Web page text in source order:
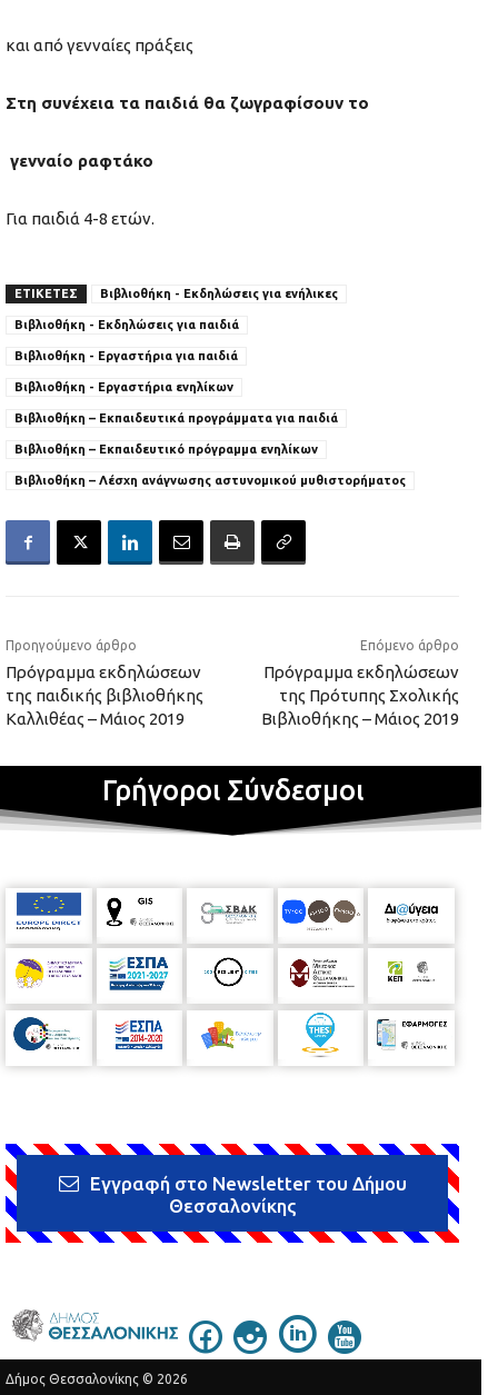
και από γενναίες πράξεις
Στη συνέχεια τα παιδιά θα ζωγραφίσουν το
γενναίο ραφτάκο
Για παιδιά 4-8 ετών.
ΕΤΙΚΕΤΕΣ Βιβλιοθήκη - Εκδηλώσεις για ενήλικες
Βιβλιοθήκη - Εκδηλώσεις για παιδιά
Βιβλιοθήκη - Εργαστήρια για παιδιά
Βιβλιοθήκη - Εργαστήρια ενηλίκων
Βιβλιοθήκη – Εκπαιδευτικά προγράμματα για παιδιά
Βιβλιοθήκη – Εκπαιδευτικό πρόγραμμα ενηλίκων
Βιβλιοθήκη – Λέσχη ανάγνωσης αστυνομικού μυθιστορήματος
Προηγούμενο άρθρο
Πρόγραμμα εκδηλώσεων
της παιδικής βιβλιοθήκης
Καλλιθέας – Μάιος 2019
Επόμενο άρθρο
Πρόγραμμα εκδηλώσεων
της Πρότυπης Σχολικής
Βιβλιοθήκης – Μάιος 2019
Γρήγοροι Σύνδεσμοι
Εγγραφή στο Newsletter του Δήμου
Θεσσαλονίκης
Δήμος Θεσσαλονίκης © 2026